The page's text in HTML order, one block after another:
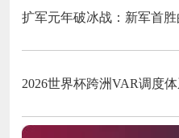
扩军元年破冰战：新军首